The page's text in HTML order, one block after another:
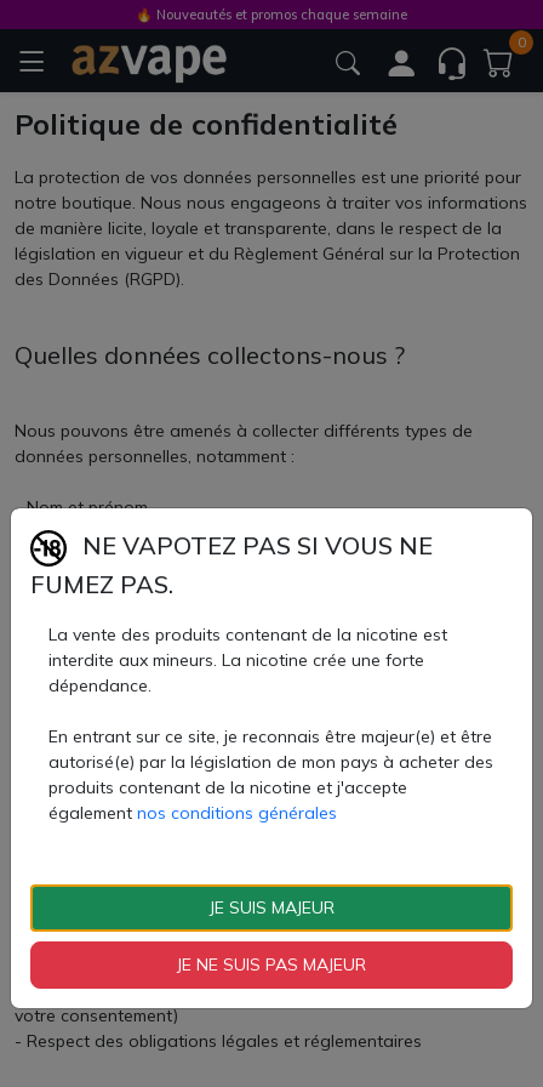
0
Politique de confidentialité
La protection de vos données personnelles est une priorité pour
notre boutique. Nous nous engageons à traiter vos informations
de manière licite, loyale et transparente, dans le respect de la
législation en vigueur et du Règlement Général sur la Protection
des Données (RGPD).
Quelles données collectons-nous ?
Nous pouvons être amenés à collecter différents types de
données personnelles, notamment :
- Nom et prénom
- Adresse postale et électronique
- Numéro de téléphone
- Informations de connexion et d’utilisation du site (adresse IP,
- Informations de paiement (traitées via des systèmes sécurisés)
- Toute autre information transmise via nos formulaires de
contact ou d’inscription
Pourquoi collectons-nous vos données ?
- Gestion de votre commande et de la relation client
- Livraison des produits et services
- Gestion des paiements et de la facturation
- Amélioration de nos services et de votre expérience utilisateur
- Envoi d’informations commerciales et promotionnelles (avec
votre consentement)
- Respect des obligations légales et réglementaires
🔥 Nouveautés et promos chaque semaine
NE VAPOTEZ PAS SI VOUS NE
FUMEZ PAS.
La vente des produits contenant de la nicotine est
interdite aux mineurs. La nicotine crée une forte
dépendance.
En entrant sur ce site, je reconnais être majeur(e) et être
autorisé(e) par la législation de mon pays à acheter des
produits contenant de la nicotine et j'accepte
également nos conditions générales
JE SUIS MAJEUR
JE NE SUIS PAS MAJEUR